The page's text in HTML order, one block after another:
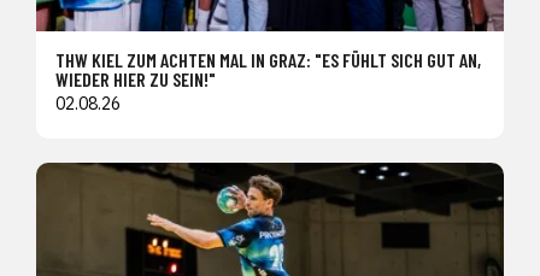
THW KIEL ZUM ACHTEN MAL IN GRAZ: "ES FÜHLT SICH GUT AN,
WIEDER HIER ZU SEIN!"
02.08.26